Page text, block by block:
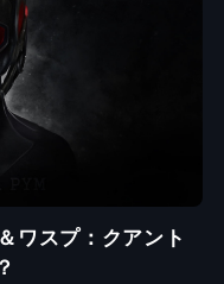
ワスプ：クアント